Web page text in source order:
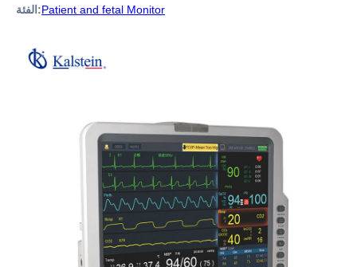
الفئة:Patient and fetal Monitor